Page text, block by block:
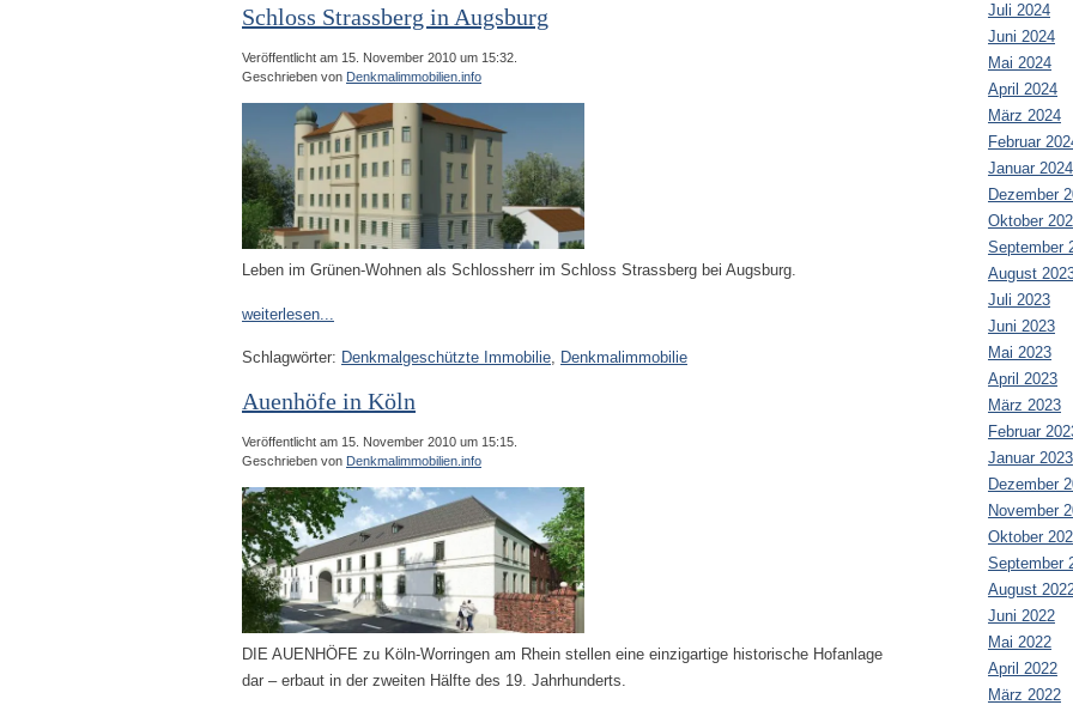
Schloss Strassberg in Augsburg
Veröffentlicht am 15. November 2010 um 15:32.
Geschrieben von Denkmalimmobilien.info
Leben im Grünen-Wohnen als Schlossherr im Schloss Strassberg bei Augsburg.
weiterlesen...
Schlagwörter: Denkmalgeschützte Immobilie, Denkmalimmobilie
Auenhöfe in Köln
Veröffentlicht am 15. November 2010 um 15:15.
Geschrieben von Denkmalimmobilien.info
DIE AUENHÖFE zu Köln-Worringen am Rhein stellen eine einzigartige historische Hofanlage
dar – erbaut in der zweiten Hälfte des 19. Jahrhunderts.
Juli 2024
Juni 2024
Mai 2024
April 2024
März 2024
Februar
Januar 2024
Dezember
Oktober
September
August
Juli 2023
Juni 2023
Mai 2023
April 2023
März 2023
Februar
Januar 2023
Dezember
November
Oktober
September
August
Juni 2022
Mai 2022
April 2022
März 2022